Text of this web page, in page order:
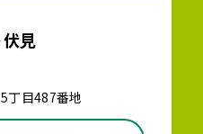
見
丁目487番地